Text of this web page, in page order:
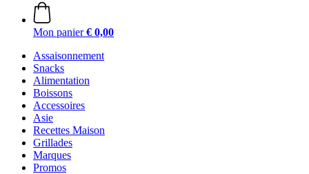
Mon panier € 0,00
Assaisonnement
Snacks
Alimentation
Boissons
Accessoires
Asie
Recettes Maison
Grillades
Marques
Promos